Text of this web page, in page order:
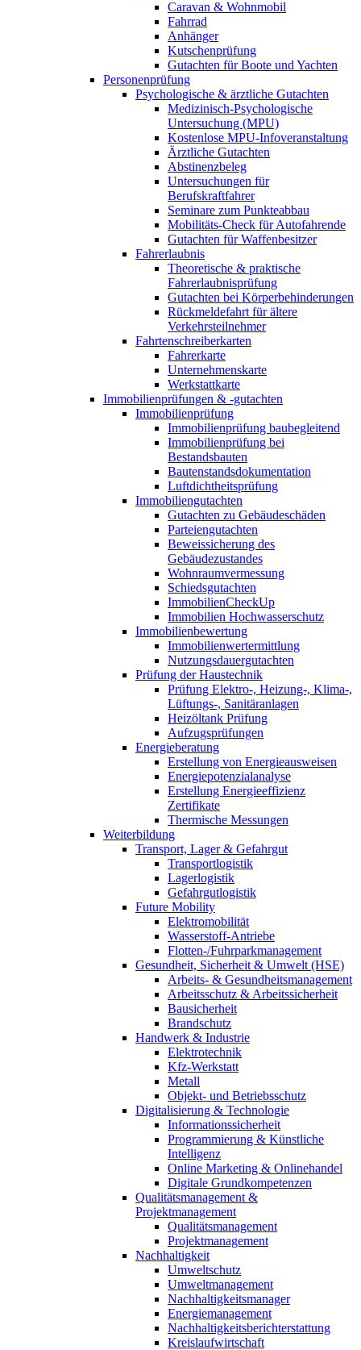
Caravan & Wohnmobil
Fahrrad
Anhänger
Kutschenprüfung
Gutachten für Boote und Yachten
Personenprüfung
Psychologische & ärztliche Gutachten
Medizinisch-Psychologische
Untersuchung (MPU)
Kostenlose MPU-Infoveranstaltung
Ärztliche Gutachten
Abstinenzbeleg
Untersuchungen für
Berufskraftfahrer
Seminare zum Punkteabbau
Mobilitäts-Check für Autofahrende
Gutachten für Waffenbesitzer
Fahrerlaubnis
Theoretische & praktische
Fahrerlaubnisprüfung
Gutachten bei Körperbehinderungen
Rückmeldefahrt für ältere
Verkehrsteilnehmer
Fahrtenschreiberkarten
Fahrerkarte
Unternehmenskarte
Werkstattkarte
Immobilienprüfungen & -gutachten
Immobilienprüfung
Immobilienprüfung baubegleitend
Immobilienprüfung bei
Bestandsbauten
Bautenstandsdokumentation
Luftdichtheitsprüfung
Immobiliengutachten
Gutachten zu Gebäudeschäden
Parteiengutachten
Beweissicherung des
Gebäudezustandes
Wohnraumvermessung
Schiedsgutachten
ImmobilienCheckUp
Immobilien Hochwasserschutz
Immobilienbewertung
Immobilienwertermittlung
Nutzungsdauergutachten
Prüfung der Haustechnik
Prüfung Elektro-, Heizung-, Klima-,
Lüftungs-, Sanitäranlagen
Heizöltank Prüfung
Aufzugsprüfungen
Energieberatung
Erstellung von Energieausweisen
Energiepotenzialanalyse
Erstellung Energieeffizienz
Zertifikate
Thermische Messungen
Weiterbildung
Transport, Lager & Gefahrgut
Transportlogistik
Lagerlogistik
Gefahrgutlogistik
Future Mobility
Elektromobilität
Wasserstoff-Antriebe
Flotten-/Fuhrparkmanagement
Gesundheit, Sicherheit & Umwelt (HSE)
Arbeits- & Gesundheitsmanagement
Arbeitsschutz & Arbeitssicherheit
Bausicherheit
Brandschutz
Handwerk & Industrie
Elektrotechnik
Kfz-Werkstatt
Metall
Objekt- und Betriebsschutz
Digitalisierung & Technologie
Informationssicherheit
Programmierung & Künstliche
Intelligenz
Online Marketing & Onlinehandel
Digitale Grundkompetenzen
Qualitätsmanagement &
Projektmanagement
Qualitätsmanagement
Projektmanagement
Nachhaltigkeit
Umweltschutz
Umweltmanagement
Nachhaltigkeitsmanager
Energiemanagement
Nachhaltigkeitsberichterstattung
Kreislaufwirtschaft